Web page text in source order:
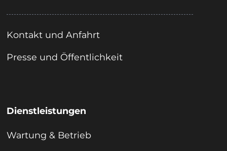
Kontakt und Anfahrt
Presse und Öffentlichkeit
Dienstleistungen
Wartung & Betrieb